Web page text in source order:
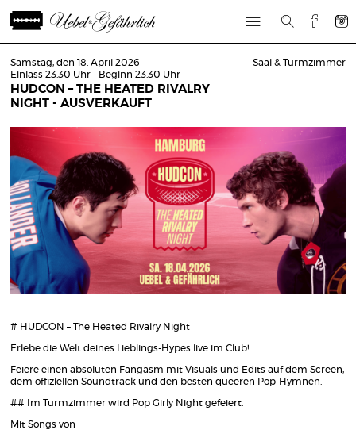
Samstag, den 18. April 2026
Einlass 23:30 Uhr - Beginn 23:30 Uhr
HUDCON – THE HEATED RIVALRY
NIGHT - AUSVERKAUFT
Saal & Turmzimmer
# HUDCON – The Heated Rivalry Night
Erlebe die Welt deines Lieblings-Hypes live im Club!
Feiere einen absoluten Fangasm mit Visuals und Edits auf dem Screen,
dem offiziellen Soundtrack und den besten queeren Pop-Hymnen.
## Im Turmzimmer wird Pop Girly Night gefeiert.
Mit Songs von